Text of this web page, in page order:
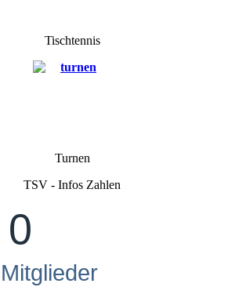
Tischtennis
Turnen
TSV - Infos Zahlen
0
Mitglieder